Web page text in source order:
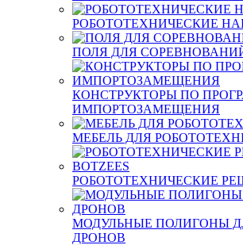
РОБОТОТЕХНИЧЕСКИЕ
ПОЛЯ ДЛЯ
КОНСТРУКТОРЫ ПО
ИМПОРТОЗАМЕЩЕНИЯ
МЕБЕЛЬ ДЛЯ
РОБОТОТЕХНИЧЕСКИЕ
МОДУЛЬНЫЕ ПОЛИГОНЫ
ДРОНОВ